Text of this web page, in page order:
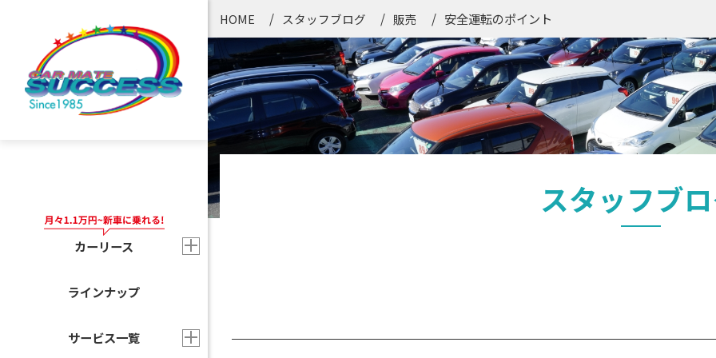
カーリース
ラインナップ
サービス一覧
HOME スタッフブログ 販売 安全運転のポイント
スタッフブ